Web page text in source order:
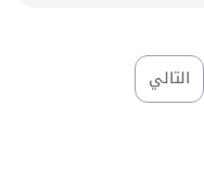
التالي